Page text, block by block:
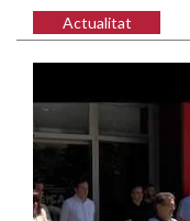
Actualitat